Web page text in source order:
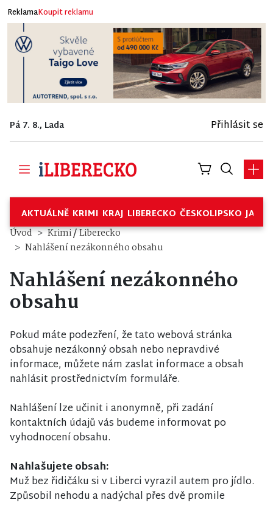
ReklamaKoupit reklamu
Pá 7. 8., Lada Přihlásit se
AKTUÁLNĚ KRIMI KRAJ LIBERECKO ČESKOLIPSKO
Úvod Krimi/Liberecko
Nahlášení nezákonného obsahu
Nahlášení nezákonného
obsahu
Pokud máte podezření, že tato webová stránka
obsahuje nezákonný obsah nebo nepravdivé
informace, můžete nám zaslat informace a obsah
nahlásit prostřednictvím formuláře.
Nahlášení lze učinit i anonymně, při zadání
kontaktních údajů vás budeme informovat po
vyhodnocení obsahu.
Nahlašujete obsah:
Muž bez řidičáku si v Liberci vyrazil autem pro jídlo.
Způsobil nehodu a nadýchal přes dvě promile